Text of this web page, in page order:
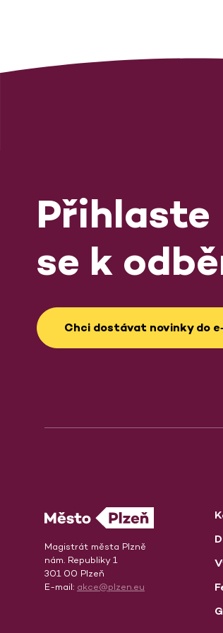
Přihlaste
se k
Chci dostávat novinky do
Magistrát města Plzně
nám. Republiky 1
301 00 Plzeň
E-mail: akce@plzen.eu